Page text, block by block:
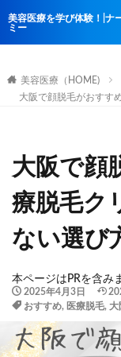
美容医療を学び体験！|ナ
ミー
美容医療（HOME)
大阪で顔脱毛がおすす
大阪で顔
療脱毛ク
ない選び
本ページはPRを含み
2025年4月3日
おすすめ, 医療脱毛, 大